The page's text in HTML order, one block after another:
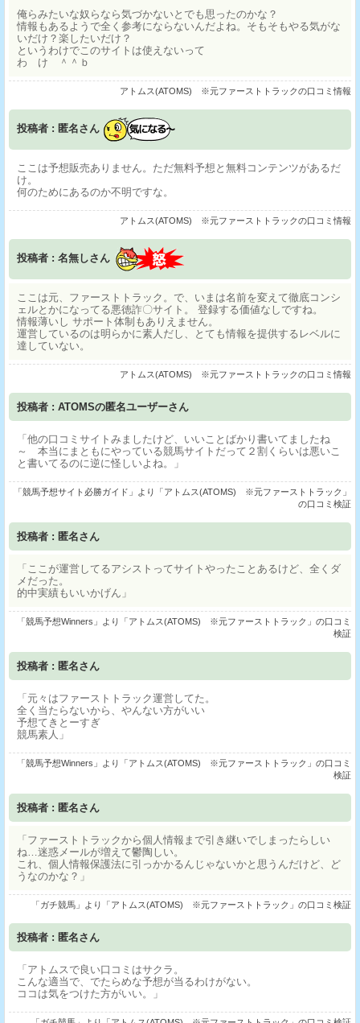
俺らみたいな奴らなら気づかないとでも思ったのかな？
情報もあるようで全く参考にならないんだよね。そもそもやる気がな
いだけ？楽したいだけ？
というわけでこのサイトは使えないって
わ け ＾＾ｂ
アトムス(ATOMS) ※元ファーストトラックの口コミ情報
投稿者 : 匿名さん
ここは予想販売ありません。ただ無料予想と無料コンテンツがあるだ
け。
何のためにあるのか不明ですな。
アトムス(ATOMS) ※元ファーストトラックの口コミ情報
投稿者 : 名無しさん
ここは元、ファーストトラック。で、いまは名前を変えて徹底コンシ
ェルとかになってる悪徳詐〇サイト。 登録する価値なしですね。
情報薄いし サポート体制もありえません。
運営しているのは明らかに素人だし、とても情報を提供するレベルに
達していない。
アトムス(ATOMS) ※元ファーストトラックの口コミ情報
投稿者 : ATOMSの匿名ユーザーさん
「他の口コミサイトみましたけど、いいことばかり書いてましたね
～ 本当にまともにやっている競馬サイトだって２割くらいは悪いこ
と書いてるのに逆に怪しいよね。」
「競馬予想サイト必勝ガイド」より「アトムス(ATOMS) ※元ファーストトラック」
の口コミ検証
投稿者 : 匿名さん
「ここが運営してるアシストってサイトやったことあるけど、全くダ
メだった。
的中実績もいいかげん」
「競馬予想Winners」より「アトムス(ATOMS) ※元ファーストトラック」の口コミ
検証
投稿者 : 匿名さん
「元々はファーストトラック運営してた。
全く当たらないから、やんない方がいい
予想てきとーすぎ
競馬素人」
「競馬予想Winners」より「アトムス(ATOMS) ※元ファーストトラック」の口コミ
検証
投稿者 : 匿名さん
「ファーストトラックから個人情報まで引き継いでしまったらしい
ね…迷惑メールが増えて鬱陶しい。
これ、個人情報保護法に引っかかるんじゃないかと思うんだけど、ど
うなのかな？」
「ガチ競馬」より「アトムス(ATOMS) ※元ファーストトラック」の口コミ検証
投稿者 : 匿名さん
「アトムスで良い口コミはサクラ。
こんな適当で、でたらめな予想が当るわけがない。
ココは気をつけた方がいい。」